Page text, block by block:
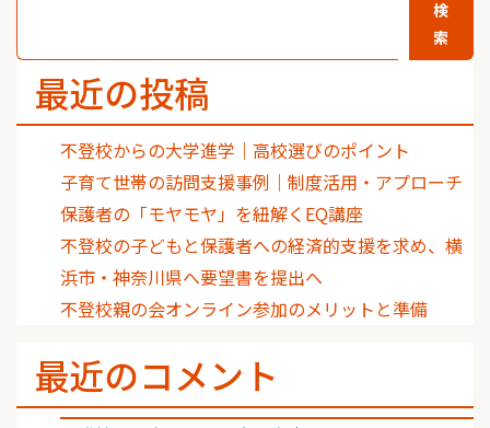
検
索
最近の投稿
不登校からの大学進学｜高校選びのポイント
子育て世帯の訪問支援事例｜制度活用・アプローチ
保護者の「モヤモヤ」を紐解くEQ講座
不登校の子どもと保護者への経済的支援を求め、横
浜市・神奈川県へ要望書を提出へ
不登校親の会オンライン参加のメリットと準備
最近のコメント